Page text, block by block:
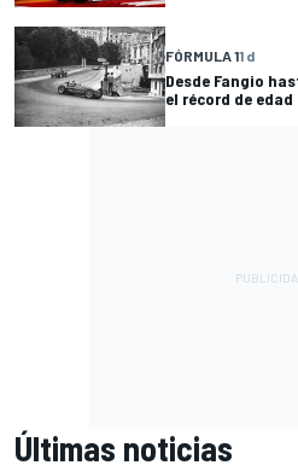
FÓRMULA 11 d
Desde Fangio
el récord de edad
Últimas noticias